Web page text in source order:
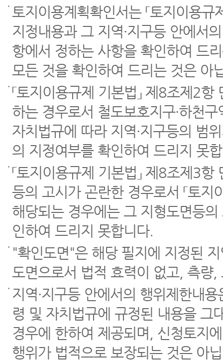
토지이용계획확인서는 「토지이용
지정내용과 그 지역·지구등 안에서
항에서 정하는 사항을 확인하여 드
모든 것을 확인하여 드리는 것은 아
「토지이용규제 기본법」 제8조제2
하는 경우로서 철도보호지구·하천
자치법규에 따라 지역·지구등의 범
의 지정여부를 확인하여 드리지 못
「토지이용규제 기본법」 제8조제3
등의 고시가 곤란한 경우로서 「토
해당되는 경우에는 그 지형도면등
인하여 드리지 못합니다.
"확인도면"은 해당 필지에 지정된
도면으로서 법적 효력이 없고, 측량
지역·지구등 안에서의 행위제한내
령 및 자치법규에 규정된 내용을 그
경우에 한하여 제공되며, 신청토지
행위가 법적으로 보장되는 것은 아